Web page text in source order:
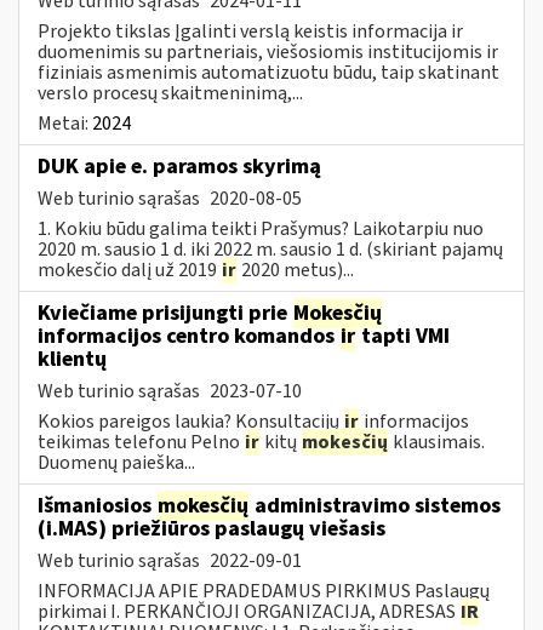
Projekto tikslas Įgalinti verslą keistis informacija ir
duomenimis su partneriais, viešosiomis institucijomis ir
fiziniais asmenimis automatizuotu būdu, taip skatinant
verslo procesų skaitmeninimą,...
Metai: 2024
DUK apie e. paramos skyrimą
Web turinio sąrašas 2020-08-05
1. Kokiu būdu galima teikti Prašymus? Laikotarpiu nuo
2020 m. sausio 1 d. iki 2022 m. sausio 1 d. (skiriant pajamų
mokesčio dalį už 2019 ir 2020 metus)...
Kviečiame prisijungti prie Mokesčių
informacijos centro komandosirtapti VMI
klientų
Web turinio sąrašas 2023-07-10
Kokios pareigos laukia? Konsultacijų ir informacijos
teikimas telefonu Pelno ir kitų mokesčių klausimais.
Duomenų paieška...
Išmaniosios mokesčių administravimo sistemos
(i.MAS) priežiūros paslaugų viešasis
Web turinio sąrašas 2022-09-01
INFORMACIJA APIE PRADEDAMUS PIRKIMUS Paslaugų
pirkimai I. PERKANČIOJI ORGANIZACIJA, ADRESAS IR